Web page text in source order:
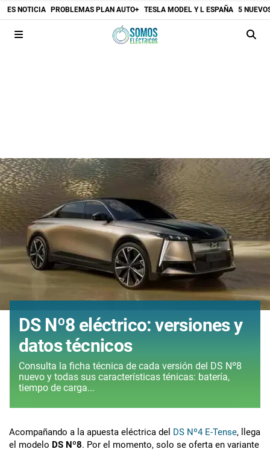
ES NOTICIA PROBLEMAS PLAN AUTO+ TESLA MODEL Y L ESPAÑA 5
DS Nº8 eléctrico: versiones y
datos técnicos
Consulta la ficha técnica de cada versión del DS Nº8
nuevo y todas sus características ténicas: batería,
tiempo de carga...
Acompañando a la apuesta eléctrica del DS Nº4 E-Tense, llega
el modelo DS Nº8. Por el momento, solo se oferta en variante